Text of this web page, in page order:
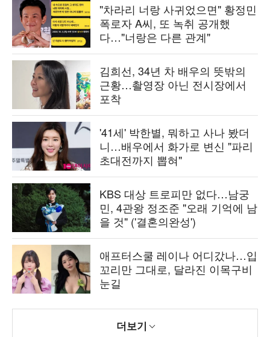
"차라리 너랑 사귀었으면" 황정민
폭로자 A씨, 또 녹취 공개했
다…"너랑은 다른 관계"
김희선, 34년 차 배우의 뜻밖의
근황…촬영장 아닌 전시장에서
포착
'41세' 박한별, 뭐하고 사나 봤더
니…배우에서 화가로 변신 "파리
초대전까지 뽑혀"
KBS 대상 트로피만 없다…남궁
민, 4관왕 정조준 "오래 기억에 남
을 것" ('결혼의완성')
애프터스쿨 레이나 어디갔나…입
꼬리만 그대로, 달라진 이목구비
눈길
더보기